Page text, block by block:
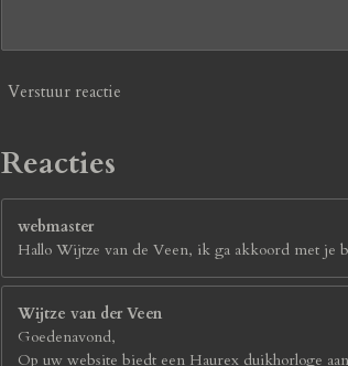
Verstuur reactie
Reacties
webmaster
Hallo Wijtze van de Veen, ik ga akkoord met je
Wijtze van der Veen
Goedenavond,
Op uw website biedt een Haurex duikhorloge